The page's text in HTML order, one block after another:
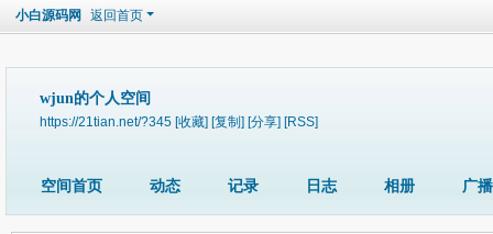
小白源码网 返回首页
wjun的个人空间
https://21tian.net/?345 [收藏] [复制] [分享] [RSS]
空间首页 动态 记录 日志 相册 广播